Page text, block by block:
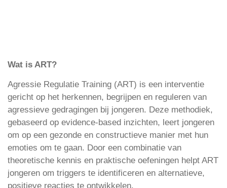
Wat is ART?
Agressie Regulatie Training (ART) is een interventie
gericht op het herkennen, begrijpen en reguleren van
agressieve gedragingen bij jongeren. Deze methodiek,
gebaseerd op evidence-based inzichten, leert jongeren
om op een gezonde en constructieve manier met hun
emoties om te gaan. Door een combinatie van
theoretische kennis en praktische oefeningen helpt ART
jongeren om triggers te identificeren en alternatieve,
positieve reacties te ontwikkelen.